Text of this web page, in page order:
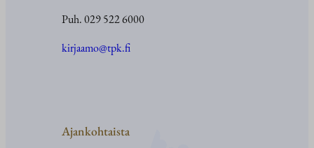
Puh. 029 522 6000
kirjaamo@tpk.fi
Ajankohtaista